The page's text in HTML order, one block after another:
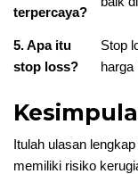
terpercaya?
5. Apa itu
stop loss?
Stop
harga
Itulah ulasan
memiliki risiko